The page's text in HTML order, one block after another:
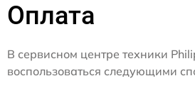
Оплата
В сервисном центре техники
воспользоваться следующими